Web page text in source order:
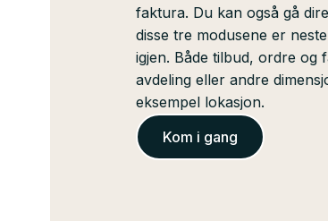
faktura. Du kan også gå
disse tre modusene er
igjen. Både tilbud, ordre og
avdeling eller andre
eksempel lokasjon.
Kom i gang